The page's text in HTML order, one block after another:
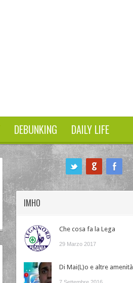
DEBUNKING DAILY LIFE
IMHO
Che cosa fa la Lega
29 Marzo 2017
Di Mai(L)o e altre amenità